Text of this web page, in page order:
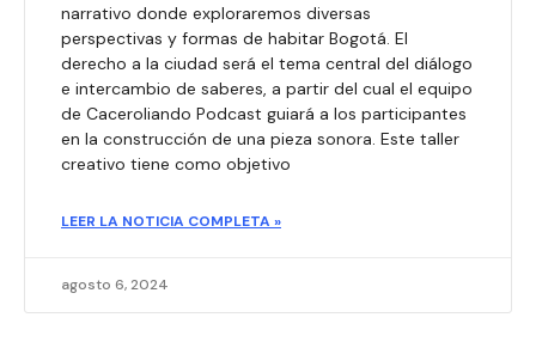
narrativo donde exploraremos diversas
perspectivas y formas de habitar Bogotá. El
derecho a la ciudad será el tema central del diálogo
e intercambio de saberes, a partir del cual el equipo
de Caceroliando Podcast guiará a los participantes
en la construcción de una pieza sonora. Este taller
creativo tiene como objetivo
LEER LA NOTICIA COMPLETA »
agosto 6, 2024